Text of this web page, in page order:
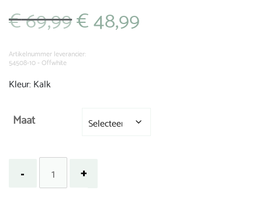
€69,99 Oorspronkelijke
prijs
€ 69,99.
€48,99
Artikelnummer leverancier:
54508-10 - Offwhite
Kleur: Kalk
Maat